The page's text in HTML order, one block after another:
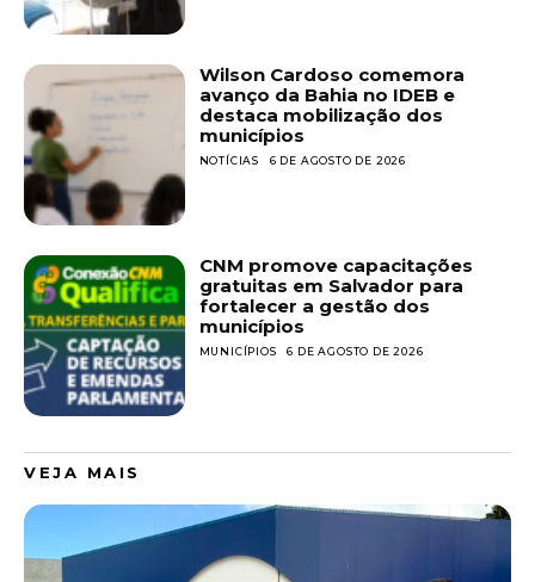
Wilson Cardoso comemora
avanço da Bahia no IDEB e
destaca mobilização dos
municípios
NOTÍCIAS 6 DE AGOSTO DE 2026
CNM promove capacitações
gratuitas em Salvador para
fortalecer a gestão dos
municípios
MUNICÍPIOS 6 DE AGOSTO DE 2026
VEJA MAIS